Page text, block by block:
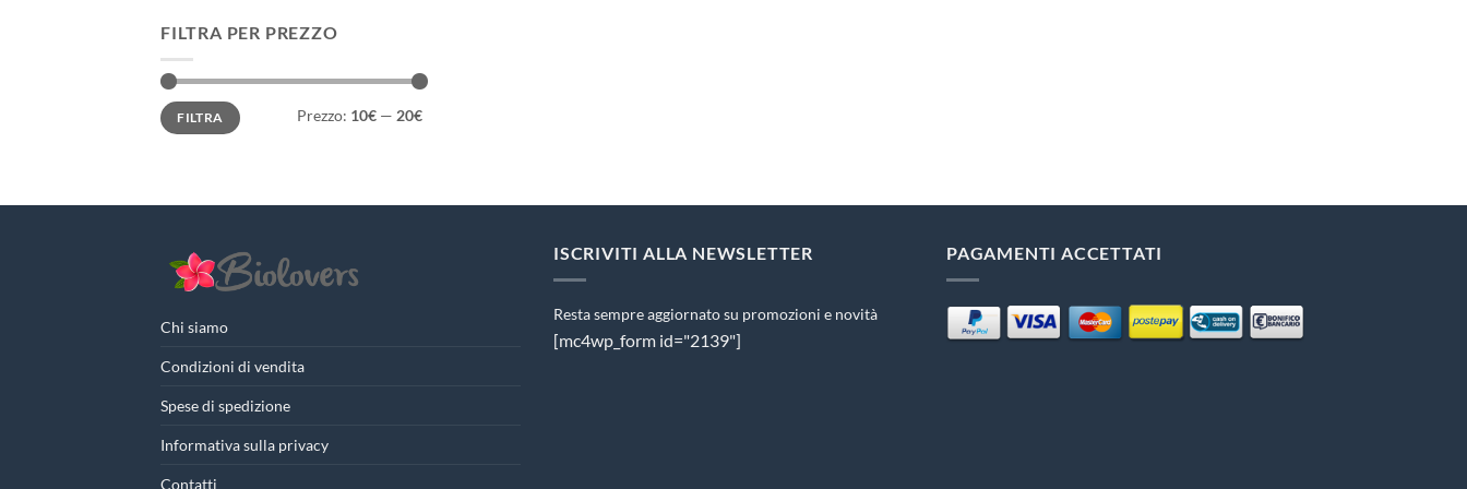
FILTRA PER PREZZO
Prezzo
Min
Prezzo
MaxFILTRA Prezzo: 10€ — 20€
Chi siamo
Condizioni di vendita
Spese di spedizione
Informativa sulla privacy
Contatti
ISCRIVITI ALLA NEWSLETTER
Resta sempre aggiornato su promozioni e novità
[mc4wp_form id="2139"]
PAGAMENTI ACCETTATI